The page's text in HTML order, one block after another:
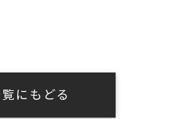
にもどる